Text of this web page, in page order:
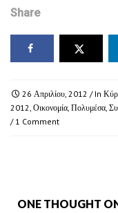
Share
26 Απριλίου, 2012 / In
2012, Οικονομία, Πολυμέσα,
/ 1 Comment
ONE THOUGHT